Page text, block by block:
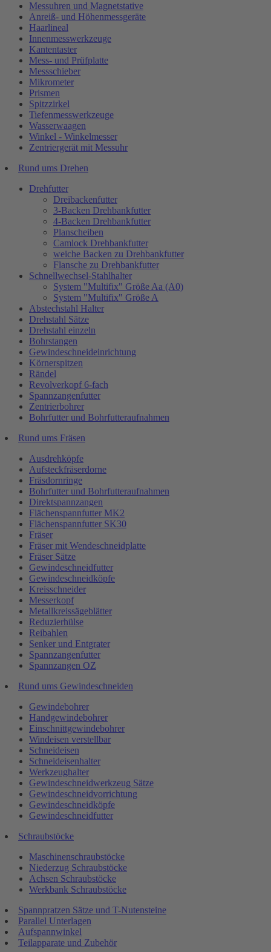
Messuhren und Magnetstative
Anreiß- und Höhenmessgeräte
Haarlineal
Innenmesswerkzeuge
Kantentaster
Mess- und Prüfplatte
Messschieber
Mikrometer
Prismen
Spitzzirkel
Tiefenmesswerkzeuge
Wasserwaagen
Winkel - Winkelmesser
Zentriergerät mit Messuhr
Rund ums Drehen
Drehfutter
Dreibackenfutter
3-Backen Drehbankfutter
4-Backen Drehbankfutter
Planscheiben
Camlock Drehbankfutter
weiche Backen zu Drehbankfutter
Flansche zu Drehbankfutter
Schnellwechsel-Stahlhalter
System "Multifix" Größe Aa (A0)
System "Multifix" Größe A
Abstechstahl Halter
Drehstahl Sätze
Drehstahl einzeln
Bohrstangen
Gewindeschneideinrichtung
Körnerspitzen
Rändel
Revolverkopf 6-fach
Spannzangenfutter
Zentrierbohrer
Bohrfutter und Bohrfutteraufnahmen
Rund ums Fräsen
Ausdrehköpfe
Aufsteckfräserdorne
Fräsdornringe
Bohrfutter und Bohrfutteraufnahmen
Direktspannzangen
Flächenspannfutter MK2
Flächenspannfutter SK30
Fräser
Fräser mit Wendeschneidplatte
Fräser Sätze
Gewindeschneidfutter
Gewindeschneidköpfe
Kreisschneider
Messerkopf
Metallkreissägeblätter
Reduzierhülse
Reibahlen
Senker und Entgrater
Spannzangenfutter
Spannzangen OZ
Rund ums Gewindeschneiden
Gewindebohrer
Handgewindebohrer
Einschnittgewindebohrer
Windeisen verstellbar
Schneideisen
Schneideisenhalter
Werkzeughalter
Gewindeschneidwerkzeug Sätze
Gewindeschneidvorrichtung
Gewindeschneidköpfe
Gewindeschneidfutter
Schraubstöcke
Maschinenschraubstöcke
Niederzug Schraubstöcke
Achsen Schraubstöcke
Werkbank Schraubstöcke
Spannpratzen Sätze und T-Nutensteine
Parallel Unterlagen
Aufspannwinkel
Teilapparate und Zubehör